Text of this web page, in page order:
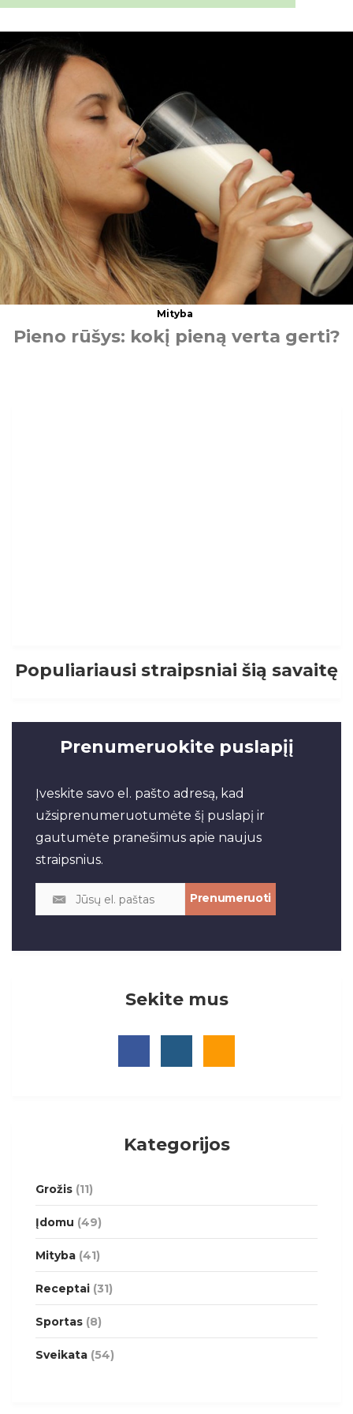
Mityba
Pieno rūšys: kokį pieną verta gerti?
Populiariausi straipsniai šią savaitę
Prenumeruokite puslapįį
Įveskite savo el. pašto adresą, kad
užsiprenumeruotumėte šį puslapį ir
gautumėte pranešimus apie naujus
straipsnius.
Sekite mus
Kategorijos
Grožis (11)
Įdomu (49)
Mityba (41)
Receptai (31)
Sportas (8)
Sveikata (54)